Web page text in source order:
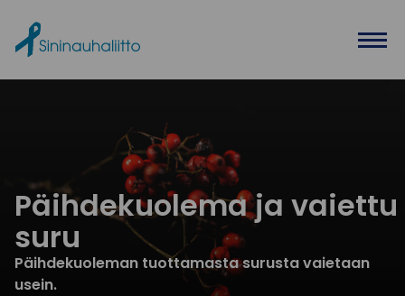
Päihdekuolema ja vaiettu
suru
Päihdekuoleman tuottamasta surusta vaietaan
usein.